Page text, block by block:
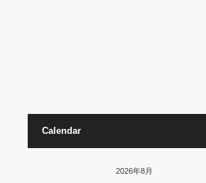
Calendar
2026年8月